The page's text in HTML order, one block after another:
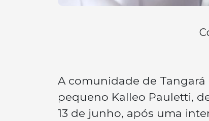
A comunidade de
pequeno Kalleo Pauletti,
13 de junho, após uma